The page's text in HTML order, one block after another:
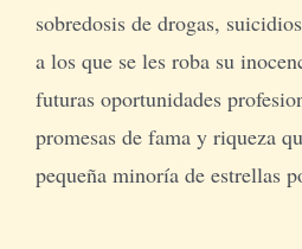
sobredosis de drogas,
a los que se les roba su
futuras oportunidades
promesas de fama y riqueza
pequeña minoría de estrellas